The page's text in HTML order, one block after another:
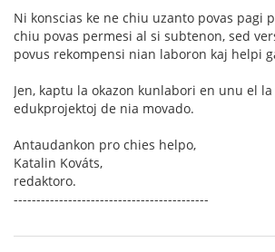
Ni konscias ke ne chiu uzanto povas pagi
chiu povas permesi al si subtenon, sed
povus rekompensi nian laboron kaj helpi
Jen, kaptu la okazon kunlabori en unu el
edukprojektoj de nia movado.
Antaudankon pro chies helpo,
Katalin Kováts,
redaktoro.
-------------------------------------------